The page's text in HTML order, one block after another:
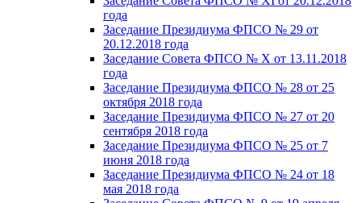
года
Заседание Президиума ФПСО № 29 от
20.12.2018 года
Заседание Совета ФПСО № X от 13.11.2018
года
Заседание Президиума ФПСО № 28 от 25
октября 2018 года
Заседание Президиума ФПСО № 27 от 20
сентября 2018 года
Заседание Президиума ФПСО № 25 от 7
июня 2018 года
Заседание Президиума ФПСО № 24 от 18
мая 2018 года